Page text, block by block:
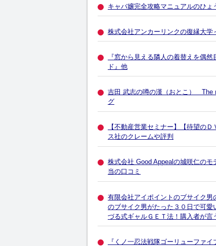
キャバ嬢完全攻略マニュアルのひ
株式会社アンカーリンクの復縁大
『窓から見える隣人の着替えを偶
ド』他
吉田 武志の噂の漢（おとこ） The
グ
【不動産営業セミナー】【待望の
ス社のクレームや評判
株式会社 Good Appealの城咲仁の
当の口コミ
有限会社アイポイントのブサイク
のブサイク男がたった３０日で可
づる式ギャルＧＥＴ法！購入者が言
『くノ一忍法戦隊ゴーリューファ